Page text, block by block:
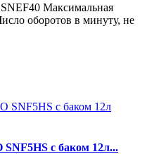
Максимальная
оборотов в минуту, не
с баком 12л...